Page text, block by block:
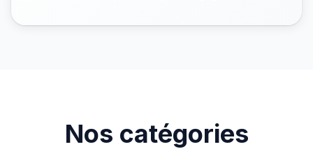
Nos catégories